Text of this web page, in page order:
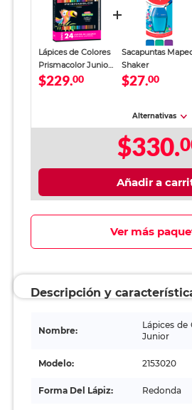
Lápices de Colores
Prismacolor Junior
24 piezas
$229.00
Sacapuntas
Shaker
$27.00
Alternativas
$330.
Añadir a
Ver más
Descripción y
Nombre:
Lápices
Junior
Modelo: 2153020
Forma Del Lápiz: Redonda